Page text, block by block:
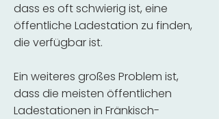
dass es oft schwierig ist, eine
öffentliche Ladestation zu finden,
die verfügbar ist.
Ein weiteres großes Problem ist,
dass die meisten öffentlichen
Ladestationen in Fränkisch-